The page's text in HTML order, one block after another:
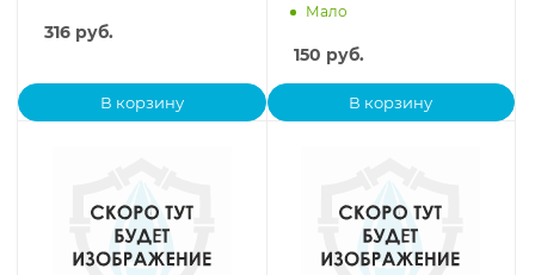
316 руб.
В корзину
Мало
150 руб.
В корзину